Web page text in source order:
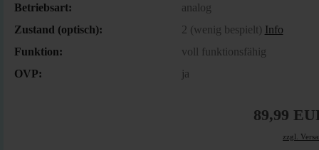
Betriebsart:
analog
Zustand (optisch):
2 (wenig bespielt) Info
Funktion:
voll funktionsfähig
OVP:
ja
89,99
zzgl.